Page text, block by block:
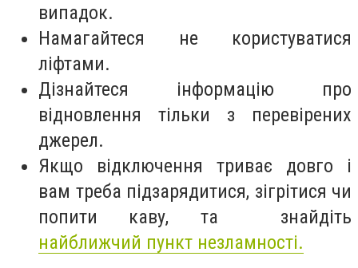
випадок.
Намагайтеся не користуватися
ліфтами.
Дізнайтеся інформацію про
відновлення тільки з перевірених
джерел.
Якщо відключення триває довго і
вам треба підзарядитися, зігрітися чи
попити каву, та знайдіть
найближчий пункт незламності.